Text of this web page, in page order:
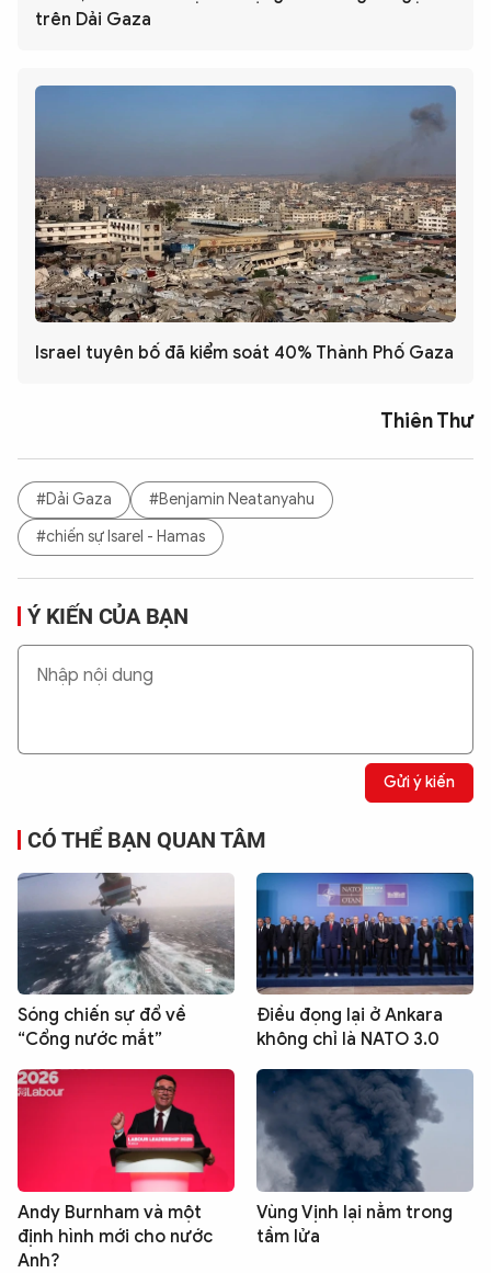
trên Dải Gaza
Israel tuyên bố đã kiểm soát 40% Thành Phố Gaza
Thiên Thư
#Dải Gaza
#Benjamin Neatanyahu
#chiến sự Isarel - Hamas
Ý KIẾN CỦA BẠN
Gửi ý kiến
CÓ THỂ BẠN QUAN TÂM
Sóng chiến sự đổ về
“Cổng nước mắt”
Điều đọng lại ở Ankara
không chỉ là NATO 3.0
Andy Burnham và một
định hình mới cho nước
Anh?
Vùng Vịnh lại nằm trong
tầm lửa